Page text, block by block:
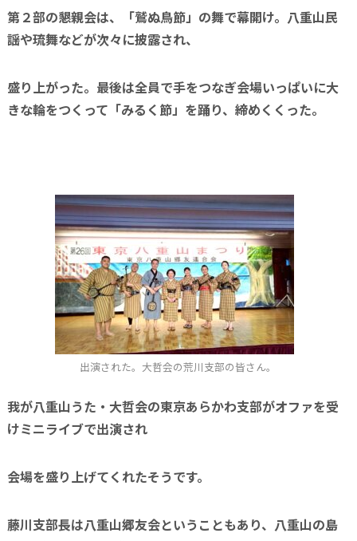
第２部の懇親会は、「鷲ぬ鳥節」の舞で幕開け。八重山民
謡や琉舞などが次々に披露され、
盛り上がった。最後は全員で手をつなぎ会場いっぱいに大
きな輪をつくって「みるく節」を踊り、締めくくった。
出演された。大哲会の荒川支部の皆さん。
我が八重山うた・大哲会の東京あらかわ支部がオファを受
けミニライブで出演され
会場を盛り上げてくれたそうです。
藤川支部長は八重山郷友会ということもあり、八重山の島